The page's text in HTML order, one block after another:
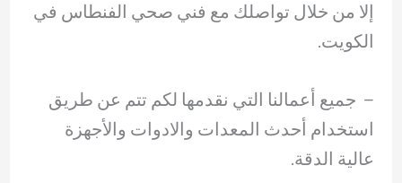
إلا من خلال تواصلك مع فني صحي الفنطاس في
الكويت.
– ‏ جميع أعمالنا التي نقدمها لكم تتم عن طريق
استخدام أحدث المعدات والادوات والأجهزة
عالية الدقة.